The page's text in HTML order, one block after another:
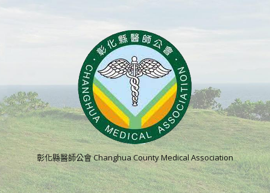
彰化縣醫師公會 Changhua County Medical Association